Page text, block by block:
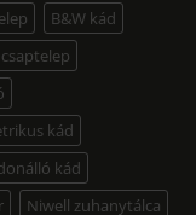
B&W kád
kád
kád
Niwell zuhanytálca